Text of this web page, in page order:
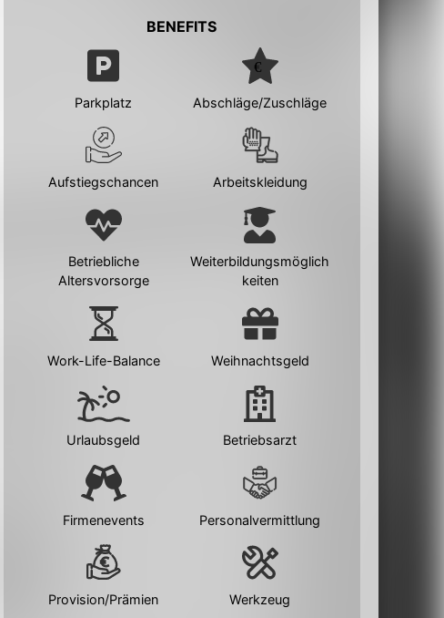
BENEFITS
Parkplatz Abschläge/Zuschläge
Aufstiegschancen Arbeitskleidung
Betriebliche
Altersvorsorge
Weiterbildungsmöglich
keiten
Work-Life-Balance Weihnachtsgeld
Urlaubsgeld Betriebsarzt
Firmenevents Personalvermittlung
Provision/Prämien Werkzeug